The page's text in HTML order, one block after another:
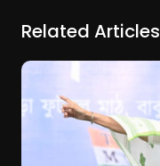
Related Articles